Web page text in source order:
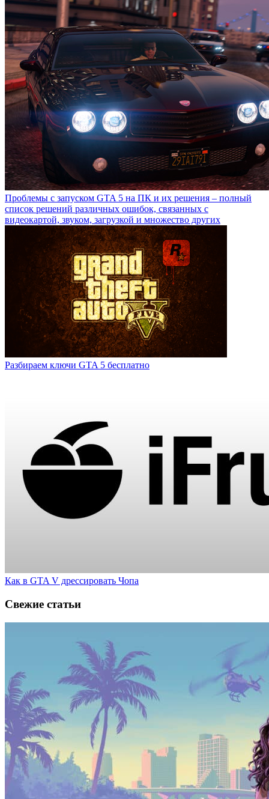
Проблемы с запуском GTA 5 на ПК и их решения – полный
список решений различных ошибок, связанных с
видеокартой, звуком, загрузкой и множество других
Разбираем ключи GTA 5 бесплатно
Как в GTA V дрессировать Чопа
Свежие статьи